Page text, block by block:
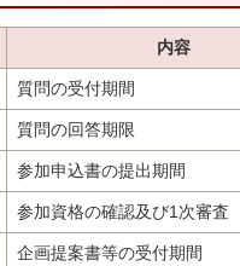
内容
質問の受付期間
質問の回答期限
参加申込書の提出期間
参加資格の確認及び1次審査
企画提案書等の受付期間